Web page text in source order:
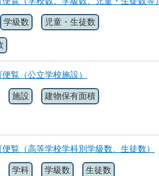
学級数 児童・生徒数
覧（公立学校施設）
施設 建物保有面積
覧（高等学校学科別学級数、生徒数）
学科 学級数 生徒数